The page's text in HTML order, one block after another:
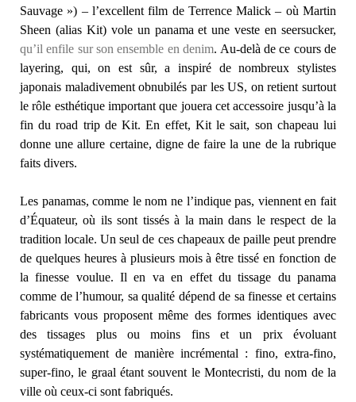
Sauvage ») – l’excellent film de Terrence Malick – où Martin
Sheen (alias Kit) vole un panama et une veste en seersucker,
qu’il enfile sur son ensemble en denim. Au-delà de ce cours de
layering, qui, on est sûr, a inspiré de nombreux stylistes
japonais maladivement obnubilés par les US, on retient surtout
le rôle esthétique important que jouera cet accessoire jusqu’à la
fin du road trip de Kit. En effet, Kit le sait, son chapeau lui
donne une allure certaine, digne de faire la une de la rubrique
faits divers.
Les panamas, comme le nom ne l’indique pas, viennent en fait
d’Équateur, où ils sont tissés à la main dans le respect de la
tradition locale. Un seul de ces chapeaux de paille peut prendre
de quelques heures à plusieurs mois à être tissé en fonction de
la finesse voulue. Il en va en effet du tissage du panama
comme de l’humour, sa qualité dépend de sa finesse et certains
fabricants vous proposent même des formes identiques avec
des tissages plus ou moins fins et un prix évoluant
systématiquement de manière incrémental : fino, extra-fino,
super-fino, le graal étant souvent le Montecristi, du nom de la
ville où ceux-ci sont fabriqués.